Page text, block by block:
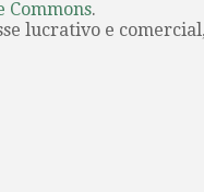
Commons.
lucrativo e